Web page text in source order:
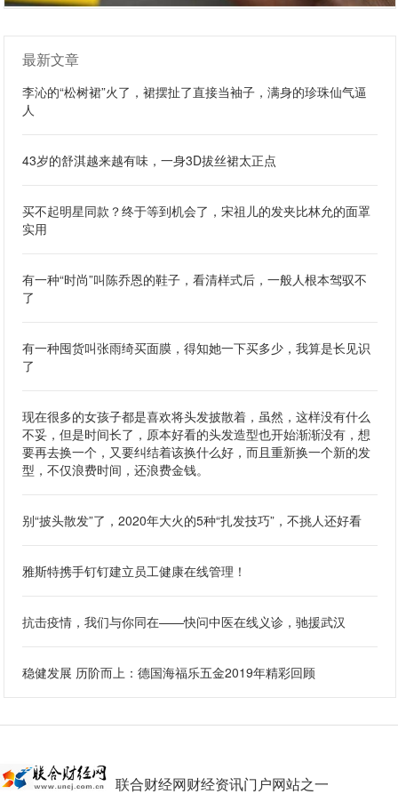
最新文章
李沁的“松树裙”火了，裙摆扯了直接当袖子，满身的珍珠仙气逼
人
43岁的舒淇越来越有味，一身3D拔丝裙太正点
买不起明星同款？终于等到机会了，宋祖儿的发夹比林允的面罩
实用
有一种“时尚”叫陈乔恩的鞋子，看清样式后，一般人根本驾驭不
了
有一种囤货叫张雨绮买面膜，得知她一下买多少，我算是长见识
了
现在很多的女孩子都是喜欢将头发披散着，虽然，这样没有什么
不妥，但是时间长了，原本好看的头发造型也开始渐渐没有，想
要再去换一个，又要纠结着该换什么好，而且重新换一个新的发
型，不仅浪费时间，还浪费金钱。
别“披头散发”了，2020年大火的5种“扎发技巧”，不挑人还好看
雅斯特携手钉钉建立员工健康在线管理！
抗击疫情，我们与你同在——快问中医在线义诊，驰援武汉
稳健发展 历阶而上：德国海福乐五金2019年精彩回顾
联合财经网财经资讯门户网站之一